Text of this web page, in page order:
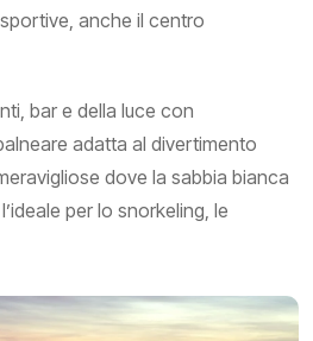
anche il centro
bar e della luce con
adatta al divertimento
dove la sabbia bianca
per lo snorkeling, le